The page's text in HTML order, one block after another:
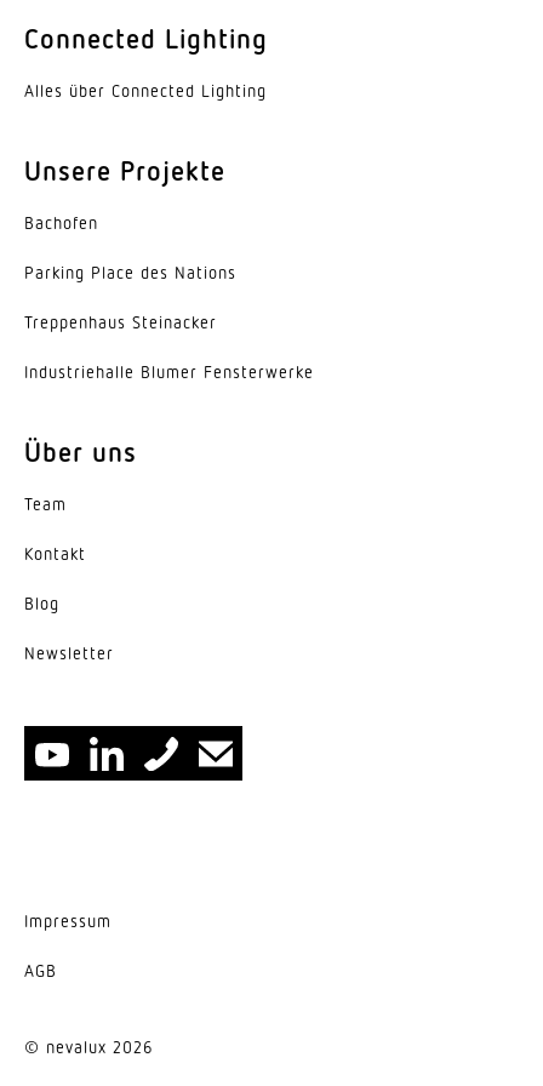
Farbe
Aluminium
110°
Energieeffizienzklasse
C
Herstellergarantie
Variante
Connected Lighting
Alles über Connected Lighting
Unsere Projekte
Bachofen
Parking Place des Nations
Trep­penhaus Steinacker
Indus­trie­halle Blumer Fensterwerke
Über uns
Team
Kontakt
Blog
News­letter
Impressum
AGB
© nevalux 2026